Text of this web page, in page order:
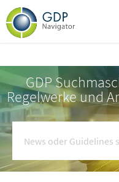
GDP
Regelwerke und